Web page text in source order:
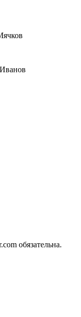
обязательна.